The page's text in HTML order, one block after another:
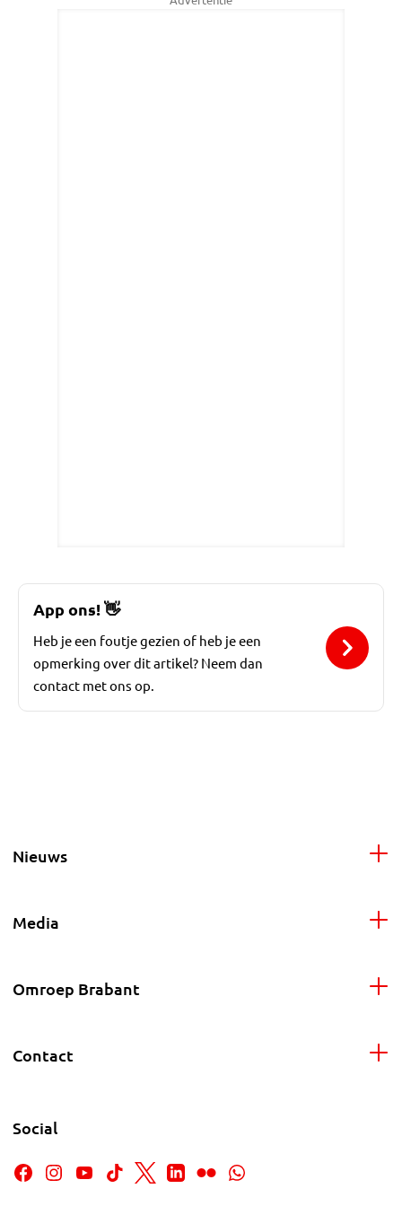
App ons!👋
Heb je een foutje gezien of heb je een
opmerking over dit artikel? Neem dan
contact met ons op.
Nieuws
Media
Omroep Brabant
Contact
Social